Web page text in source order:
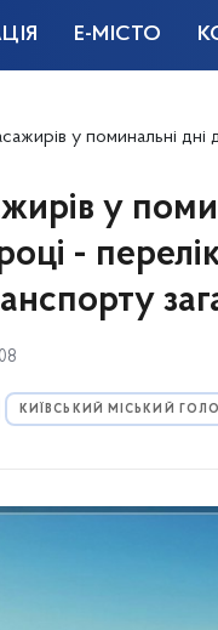
Е-МІСТО
у 2025 році - перелік маршрутів наземного пасажирського транспорту загального
у
-
КИЇВСЬКИЙ МІСЬКИЙ